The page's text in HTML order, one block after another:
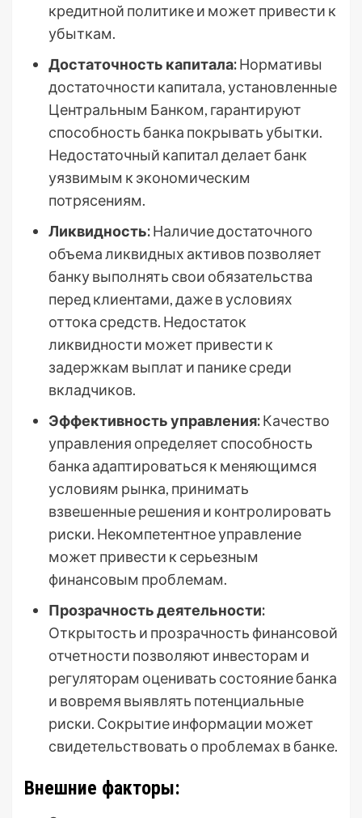
кредитной политике и может привести к
убыткам.
Достаточность капитала:Нормативы
достаточности капитала, установленные
Центральным Банком, гарантируют
способность банка покрывать убытки.
Недостаточный капитал делает банк
уязвимым к экономическим
потрясениям.
Ликвидность:Наличие достаточного
объема ликвидных активов позволяет
банку выполнять свои обязательства
перед клиентами, даже в условиях
оттока средств. Недостаток
ликвидности может привести к
задержкам выплат и панике среди
вкладчиков.
Эффективность управления:Качество
управления определяет способность
банка адаптироваться к меняющимся
условиям рынка, принимать
взвешенные решения и контролировать
риски. Некомпетентное управление
может привести к серьезным
финансовым проблемам.
Прозрачность деятельности:
Открытость и прозрачность финансовой
отчетности позволяют инвесторам и
регуляторам оценивать состояние банка
и вовремя выявлять потенциальные
риски. Сокрытие информации может
свидетельствовать о проблемах в банке.
Внешние факторы: